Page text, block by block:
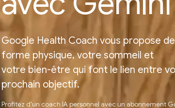
Google Health Coach vous propose
forme physique, votre sommeil et
votre bien-être qui font le lien entre
prochain objectif.
Profitez d'un coach IA personnel avec un abonnement